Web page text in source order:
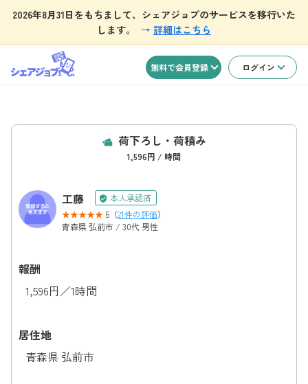
2026年8月31日をもちまして、シェアジョブのサービスを移行いた
します。
→ 詳細はこちら
無料で会員登録 ログイン
荷下ろし・荷積み
1,596円 / 時間
工藤
本人承認済
5（21件の評価）
青森県 弘前市 / 30代 男性
報酬
1,596円／1時間
居住地
青森県 弘前市